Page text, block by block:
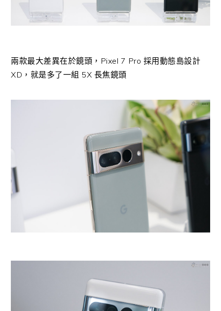
兩款最大差異在於鏡頭，Pixel 7 Pro 採用動態島設計
XD，就是多了一組 5X 長焦鏡頭